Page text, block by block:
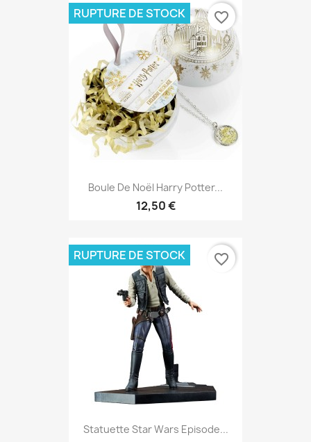
Boule De Noël Harry Potter...
12,50 €
RUPTURE DE STOCK favorite_border
Statuette Star Wars Episode...
RUPTURE DE STOCK favorite_border